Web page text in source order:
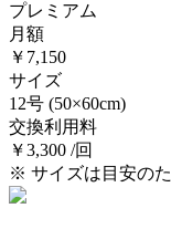
プレミアム
月額
￥7,150
サイズ
12号 (50×60cm)
交換利用料
￥3,300 /回
※ サイズは目安の